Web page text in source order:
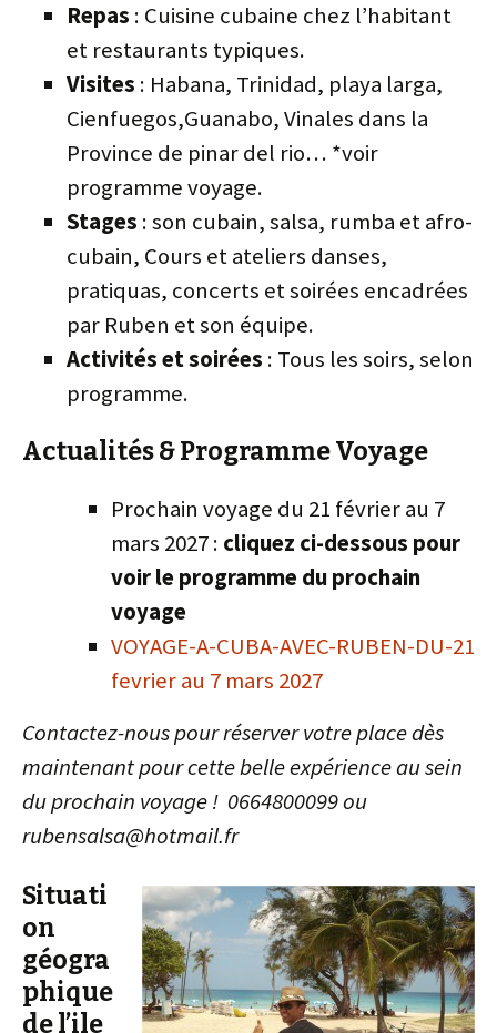
Repas : Cuisine cubaine chez l’habitant
et restaurants typiques.
Visites : Habana, Trinidad, playa larga,
Cienfuegos,Guanabo, Vinales dans la
Province de pinar del rio… *voir
programme voyage.
Stages : son cubain, salsa, rumba et afro-
cubain, Cours et ateliers danses,
pratiquas, concerts et soirées encadrées
par Ruben et son équipe.
Activités et soirées : Tous les soirs, selon
programme.
Actualités & Programme Voyage
Prochain voyage du 21 février au 7
mars 2027 : cliquez ci-dessous pour
voir le programme du prochain
voyage
VOYAGE-A-CUBA-AVEC-RUBEN-DU-21
fevrier au 7 mars 2027
Contactez-nous pour réserver votre place dès
maintenant pour cette belle expérience au sein
du prochain voyage ! 0664800099 ou
rubensalsa@hotmail.fr
Situati
on
géogra
phique
de l’ile